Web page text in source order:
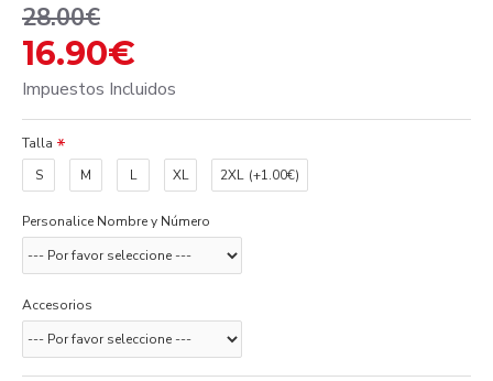
16.90€
28.00€
Impuestos Incluidos
Talla
S
M L XL 2XL (+1.00€)
Personalice Nombre y Número
Accesorios